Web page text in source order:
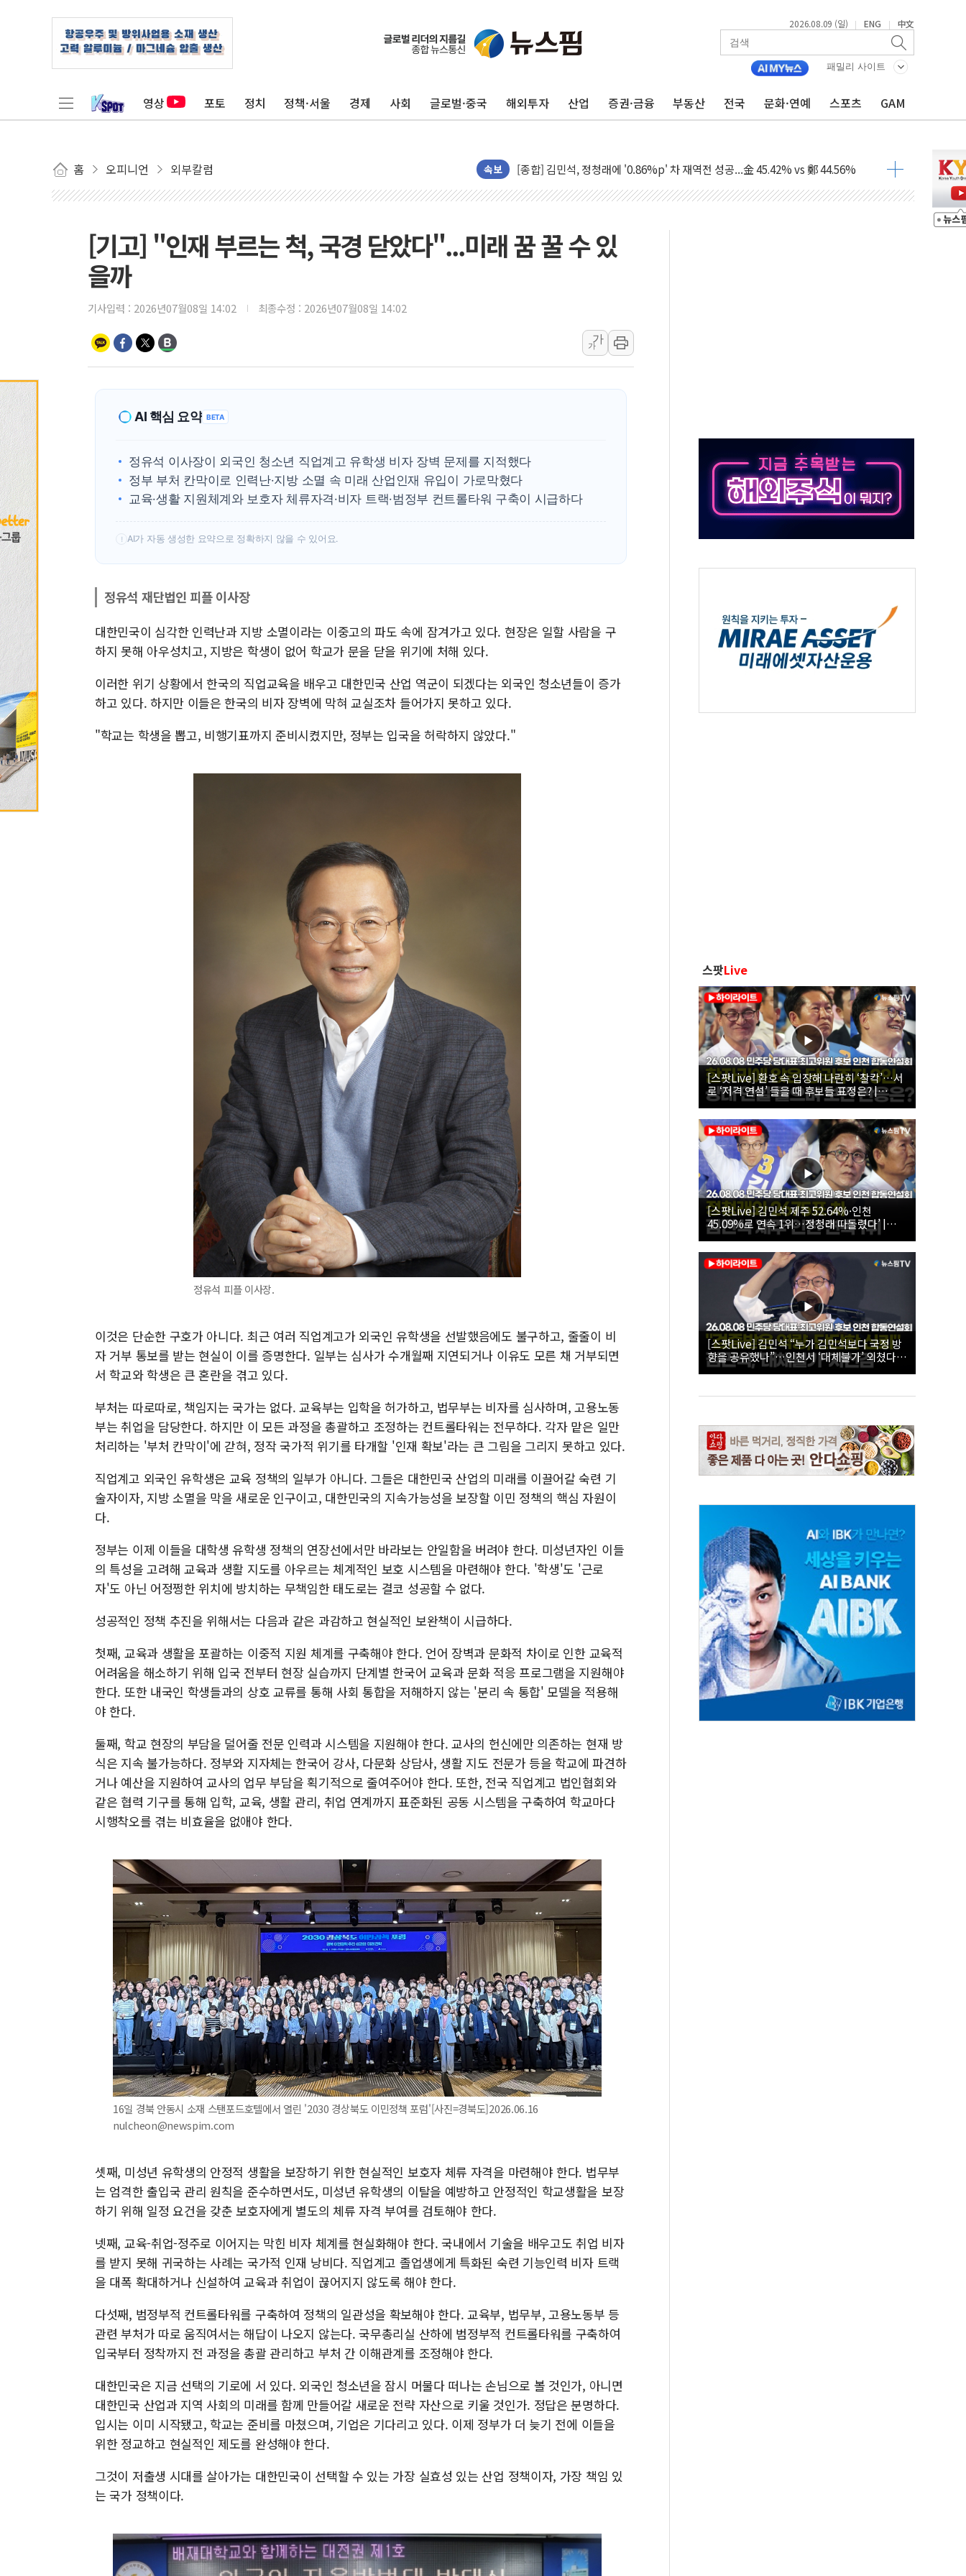
2026.08.09 (일) | ENG | 中文
패밀리 사이트
영상 포토 정치 정책·서울 경제 사회 글로벌·중국 해외투자 산업 증권·금융 부동산 전국 문화·연예 스포츠 GAM
홈 오피니언 외부칼럼 속보
포항시 재난예산 40억 긴급 투입…고수온 양식장 복구·지원 '총력'
울진·영덕 '호우특보'-포항 '산사태 주의보'...경북도, 호우 피해·통제구간 없어
인천 합동연설회 나선 송영길·정청래·김민석 당대표 후보
김민석, 2주차 제주·인천 경선서 정청래에 승리...47.75% vs 42.08%
[속보] 민주, 제주·인천 경선 결과 발표...김민석 47.75% 정청래 42.08%
[속보] 민주, 인천 경선 결과 발표...김민석 45.09% 정청래 43.27% 송영길 11.63%
강릉·동해·삼척 시간당 최대 50㎜ 폭우…강원 동해안 강한 비 이어져
폐기물 수거하다 참변…60대 환경미화원 수거차에 치여 사망
추미애, '위안부' 피해자 기림의 날 참석..."국제적 시민 연대로 목소리 내야"
인천 선재도 갯벌서 해루질 중 실종 60대 나흘만에 숨진 채 발견
인천서 말다툼 중 어머니 흉기 살해 10대 아들 체포
'화합' 꺼낸 김민석에 '뻔뻔' 받아친 정청래…제주 연설서 신경전 고조
[기고] "인재 부르는 척, 국경 닫았다"...미래 꿈 꿀 수 있
을까
기사입력 : 2026년07월08일 14:02 최종수정 : 2026년07월08일 14:02
가
가
AI 핵심 요약 BETA
정유석 이사장이 외국인 청소년 직업계고 유학생 비자 장벽 문제를 지적했다
정부 부처 칸막이로 인력난·지방 소멸 속 미래 산업인재 유입이 가로막혔다
교육·생활 지원체계와 보호자 체류자격·비자 트랙·범정부 컨트롤타워 구축이 시급하다
! AI가 자동 생성한 요약으로 정확하지 않을 수 있어요.
정유석 재단법인 피플 이사장
대한민국이 심각한 인력난과 지방 소멸이라는 이중고의 파도 속에 잠겨가고 있다. 현장은 일할 사람을 구
하지 못해 아우성치고, 지방은 학생이 없어 학교가 문을 닫을 위기에 처해 있다.
이러한 위기 상황에서 한국의 직업교육을 배우고 대한민국 산업 역군이 되겠다는 외국인 청소년들이 증가
하고 있다. 하지만 이들은 한국의 비자 장벽에 막혀 교실조차 들어가지 못하고 있다.
"학교는 학생을 뽑고, 비행기표까지 준비시켰지만, 정부는 입국을 허락하지 않았다."
정유석 피플 이사장.
이것은 단순한 구호가 아니다. 최근 여러 직업계고가 외국인 유학생을 선발했음에도 불구하고, 줄줄이 비
자 거부 통보를 받는 현실이 이를 증명한다. 일부는 심사가 수개월째 지연되거나 이유도 모른 채 거부되면
서 학교와 학생은 큰 혼란을 겪고 있다.
부처는 따로따로, 책임지는 국가는 없다. 교육부는 입학을 허가하고, 법무부는 비자를 심사하며, 고용노동
부는 취업을 담당한다. 하지만 이 모든 과정을 총괄하고 조정하는 컨트롤타워는 전무하다. 각자 맡은 일만
처리하는 '부처 칸막이'에 갇혀, 정작 국가적 위기를 타개할 '인재 확보'라는 큰 그림을 그리지 못하고 있다.
직업계고 외국인 유학생은 교육 정책의 일부가 아니다. 그들은 대한민국 산업의 미래를 이끌어갈 숙련 기
술자이자, 지방 소멸을 막을 새로운 인구이고, 대한민국의 지속가능성을 보장할 이민 정책의 핵심 자원이
다.
정부는 이제 이들을 대학생 유학생 정책의 연장선에서만 바라보는 안일함을 버려야 한다. 미성년자인 이들
의 특성을 고려해 교육과 생활 지도를 아우르는 체계적인 보호 시스템을 마련해야 한다. '학생'도 '근로
자'도 아닌 어정쩡한 위치에 방치하는 무책임한 태도로는 결코 성공할 수 없다.
성공적인 정책 추진을 위해서는 다음과 같은 과감하고 현실적인 보완책이 시급하다.
첫째, 교육과 생활을 포괄하는 이중적 지원 체계를 구축해야 한다. 언어 장벽과 문화적 차이로 인한 교육적
어려움을 해소하기 위해 입국 전부터 현장 실습까지 단계별 한국어 교육과 문화 적응 프로그램을 지원해야
한다. 또한 내국인 학생들과의 상호 교류를 통해 사회 통합을 저해하지 않는 '분리 속 통합' 모델을 적용해
야 한다.
둘째, 학교 현장의 부담을 덜어줄 전문 인력과 시스템을 지원해야 한다. 교사의 헌신에만 의존하는 현재 방
식은 지속 불가능하다. 정부와 지자체는 한국어 강사, 다문화 상담사, 생활 지도 전문가 등을 학교에 파견하
거나 예산을 지원하여 교사의 업무 부담을 획기적으로 줄여주어야 한다. 또한, 전국 직업계고 법인협회와
같은 협력 기구를 통해 입학, 교육, 생활 관리, 취업 연계까지 표준화된 공동 시스템을 구축하여 학교마다
시행착오를 겪는 비효율을 없애야 한다.
16일 경북 안동시 소재 스탠포드호텔에서 열린 '2030 경상북도 이민정책 포럼'[사진=경북도]2026.06.16
nulcheon@newspim.com
셋째, 미성년 유학생의 안정적 생활을 보장하기 위한 현실적인 보호자 체류 자격을 마련해야 한다. 법무부
는 엄격한 출입국 관리 원칙을 준수하면서도, 미성년 유학생의 이탈을 예방하고 안정적인 학교생활을 보장
하기 위해 일정 요건을 갖춘 보호자에게 별도의 체류 자격 부여를 검토해야 한다.
넷째, 교육-취업-정주로 이어지는 막힌 비자 체계를 현실화해야 한다. 국내에서 기술을 배우고도 취업 비자
를 받지 못해 귀국하는 사례는 국가적 인재 낭비다. 직업계고 졸업생에게 특화된 숙련 기능인력 비자 트랙
을 대폭 확대하거나 신설하여 교육과 취업이 끊어지지 않도록 해야 한다.
다섯째, 범정부적 컨트롤타워를 구축하여 정책의 일관성을 확보해야 한다. 교육부, 법무부, 고용노동부 등
관련 부처가 따로 움직여서는 해답이 나오지 않는다. 국무총리실 산하에 범정부적 컨트롤타워를 구축하여
입국부터 정착까지 전 과정을 총괄 관리하고 부처 간 이해관계를 조정해야 한다.
대한민국은 지금 선택의 기로에 서 있다. 외국인 청소년을 잠시 머물다 떠나는 손님으로 볼 것인가, 아니면
대한민국 산업과 지역 사회의 미래를 함께 만들어갈 새로운 전략 자산으로 키울 것인가. 정답은 분명하다.
입시는 이미 시작됐고, 학교는 준비를 마쳤으며, 기업은 기다리고 있다. 이제 정부가 더 늦기 전에 이들을
위한 정교하고 현실적인 제도를 완성해야 한다.
그것이 저출생 시대를 살아가는 대한민국이 선택할 수 있는 가장 실효성 있는 산업 정책이자, 가장 책임 있
는 국가 정책이다.
스팟Live
[스팟Live] 환호 속 입장해 나란히 ‘찰칵’…서
로 ‘저격 연설’ 들을 때 후보들 표정은? |
26.08.08 더불어민주당 당대표·최고위원 후
보 인천 합동연설회
[스팟Live] 김민석 제주 52.64%·인천
45.09%로 연속 1위…정청래 따돌렸다’ |
26.08.08 더불어민주당 당대표·최고위원 후
보 인천 합동연설회
[스팟Live] 김민석 “누가 김민석보다 국정 방
향을 공유했나”…인천서 ‘대체불가’ 외쳤다 |
26.08.08 더불어민주당 당대표·최고위원 후